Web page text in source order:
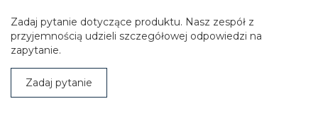
Zadaj pytanie dotyczące produktu. Nasz zespół z
przyjemnością udzieli szczegółowej odpowiedzi na
zapytanie.
Zadaj pytanie